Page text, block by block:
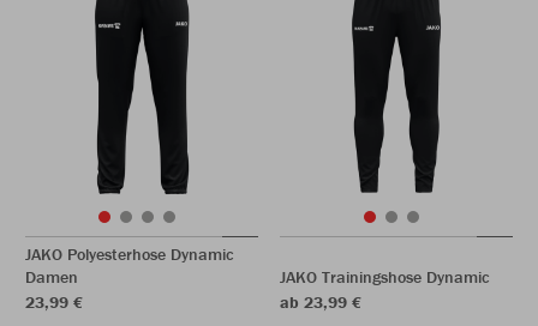
JAKO Polyesterhose Dynamic
Damen
23,99 €
JAKO Trainingshose Dynamic
ab 23,99 €